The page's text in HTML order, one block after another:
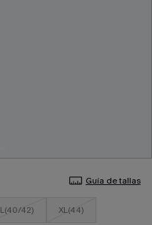
Guía de tallas
L(40/42) XL(44)